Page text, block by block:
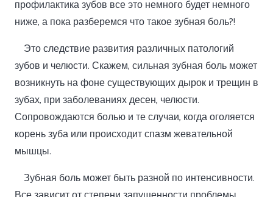
профилактика зубов все это немного будет немного
ниже, а пока разберемся что такое зубная боль?!
Это следствие развития различных патологий
зубов и челюсти. Скажем, сильная зубная боль может
возникнуть на фоне существующих дырок и трещин в
зубах, при заболеваниях десен, челюсти.
Сопровождаются болью и те случаи, когда оголяется
корень зуба или происходит спазм жевательной
мышцы.
Зубная боль может быть разной по интенсивности.